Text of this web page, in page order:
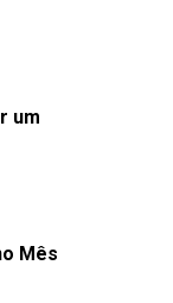
um
Mês